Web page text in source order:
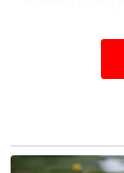
Azli
Hospital
Sementara
Jabatan